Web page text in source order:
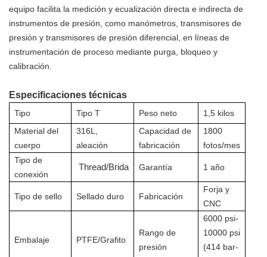
equipo facilita la medición y ecualización directa e indirecta de
instrumentos de presión, como manómetros, transmisores de
presión y transmisores de presión diferencial, en líneas de
instrumentación de proceso mediante purga, bloqueo y
calibración.
Especificaciones técnicas
Tipo Tipo T Peso neto
1,5 kilos
Material del
cuerpo
316L,
aleación
Capacidad de
fabricación
1800
fotos/mes
Tipo de
conexión
Thread/Brida Garantía 1 año
Tipo de sello Sellado duro Fabricación
Forja y
CNC
Embalaje PTFE/Grafito
Rango de
presión
6000 psi-
10000 psi
(414 bar-